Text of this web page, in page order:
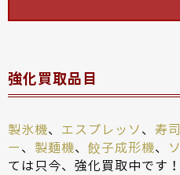
強化買取品目
製氷機、 エスプレッソ、 寿
ー、 製麺機、 餃子成形機、
ては只今、強化買取中です！